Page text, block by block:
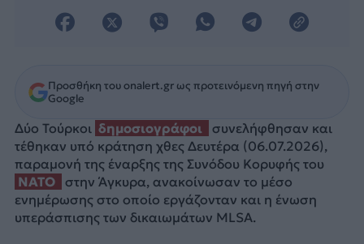
Προσθήκη του onalert.gr ως προτεινόμενη πηγή στην
Google
Δύο Τούρκοι δημοσιογράφοι
συνελήφθησαν και
τέθηκαν υπό κράτηση χθες Δευτέρα (06.07.2026),
παραμονή της έναρξης της Συνόδου Κορυφής του
NATO στην Άγκυρα, ανακοίνωσαν το μέσο
ενημέρωσης στο οποίο εργάζονταν και η ένωση
υπεράσπισης των δικαιωμάτων MLSA.